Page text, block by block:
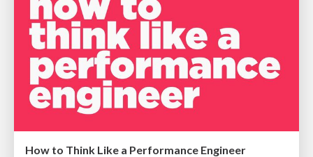
How to Think Like a Performance Engineer